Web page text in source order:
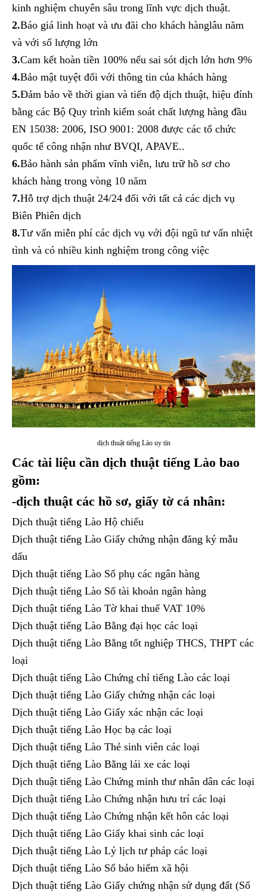
kinh nghiệm chuyên sâu trong lĩnh vực dịch thuật.
2.Báo giá linh hoạt và ưu đãi cho khách hànglâu năm
và với số lượng lớn
3.Cam kết hoàn tiền 100% nếu sai sót dịch lớn hơn 9%
4.Bảo mật tuyệt đối với thông tin của khách hàng
5.Đảm bảo về thời gian và tiến độ dịch thuật, hiệu đính
bằng các Bộ Quy trình kiểm soát chất lượng hàng đầu
EN 15038: 2006, ISO 9001: 2008 được các tổ chức
quốc tế công nhận như BVQI, APAVE..
6.Bảo hành sản phẩm vĩnh viễn, lưu trữ hồ sơ cho
khách hàng trong vòng 10 năm
7.Hỗ trợ dịch thuật 24/24 đối với tất cả các dịch vụ
Biên Phiên dịch
8.Tư vấn miễn phí các dịch vụ với đội ngũ tư vấn nhiệt
tình và có nhiều kinh nghiệm trong công việc
dịch thuật tiếng Lào uy tín
Các tài liệu cần dịch thuật tiếng Lào bao
gồm:
-dịch thuật các hồ sơ, giấy tờ cá nhân:
Dịch thuật tiếng Lào Hộ chiếu
Dịch thuật tiếng Lào Giấy chứng nhận đăng ký mẫu
dấu
Dịch thuật tiếng Lào Sổ phụ các ngân hàng
Dịch thuật tiếng Lào Số tài khoản ngân hàng
Dịch thuật tiếng Lào Tờ khai thuế VAT 10%
Dịch thuật tiếng Lào Bằng đại học các loại
Dịch thuật tiếng Lào Bằng tốt nghiệp THCS, THPT các
loại
Dịch thuật tiếng Lào Chứng chỉ tiếng Lào các loại
Dịch thuật tiếng Lào Giấy chứng nhận các loại
Dịch thuật tiếng Lào Giấy xác nhận các loại
Dịch thuật tiếng Lào Học bạ các loại
Dịch thuật tiếng Lào Thẻ sinh viên các loại
Dịch thuật tiếng Lào Bằng lái xe các loại
Dịch thuật tiếng Lào Chứng minh thư nhân dân các loại
Dịch thuật tiếng Lào Chứng nhận hưu trí các loại
Dịch thuật tiếng Lào Chứng nhận kết hôn các loại
Dịch thuật tiếng Lào Giấy khai sinh các loại
Dịch thuật tiếng Lào Lý lịch tư pháp các loại
Dịch thuật tiếng Lào Sổ bảo hiểm xã hội
Dịch thuật tiếng Lào Giấy chứng nhận sử dụng đất (Số